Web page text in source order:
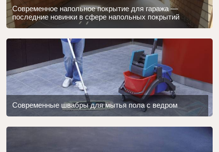
Современное напольное покрытие для гаража —
последние новинки в сфере напольных покрытий
Современные швабры для мытья пола с ведром